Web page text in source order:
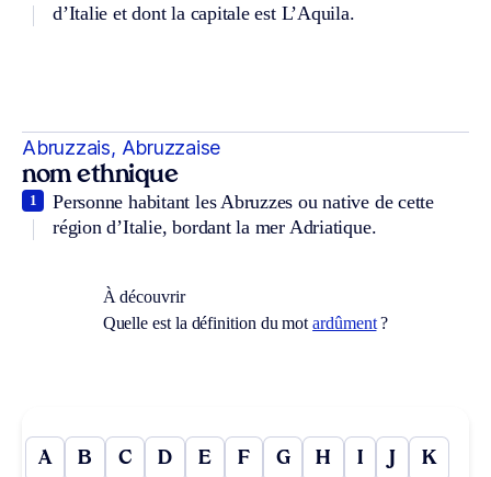
d’Italie et dont la capitale est L’Aquila.
Abruzzais, Abruzzaise
nom ethnique
Personne habitant les Abruzzes ou native de cette
région d’Italie, bordant la mer Adriatique.
1
À découvrir
Quelle est la définition du motardûment?
A B C D E F G H I J K